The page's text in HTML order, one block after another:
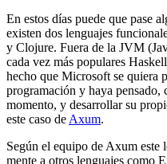
En estos días puede que pase
existen dos lenguajes
y Clojure. Fuera de la JVM
cada vez más populares
hecho que Microsoft se quiera
programación y haya
momento, y desarrollar su
este caso deAxum.
Según el equipo de Axum este
mente a otros lenguajes como